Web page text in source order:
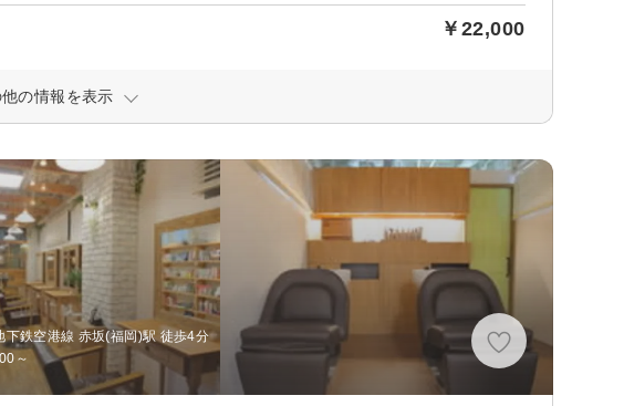
￥22,000
の情報を表示
下鉄空港線 赤坂(福岡)駅 徒歩4分
～